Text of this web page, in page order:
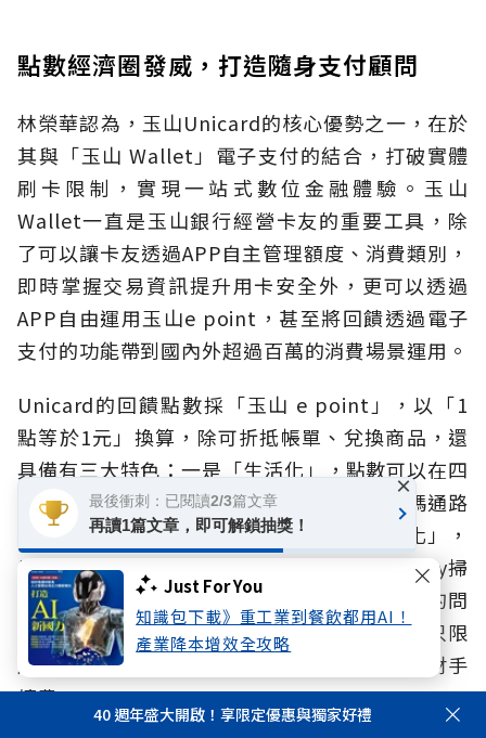
Just For You
知識包下載》重工業到餐飲都用AI！
產業降本增效全攻略
點數經濟圈發威，打造隨身支付顧問
林榮華認為，玉山Unicard的核心優勢之一，在於
其與「玉山 Wallet」電子支付的結合，打破實體
刷卡限制，實現一站式數位金融體驗。玉山
Wallet一直是玉山銀行經營卡友的重要工具，除
了可以讓卡友透過APP自主管理額度、消費類別，
即時掌握交易資訊提升用卡安全外，更可以透過
APP自由運用玉山e point，甚至將回饋透過電子
支付的功能帶到國內外超過百萬的消費場景運用。
Unicard的回饋點數採「玉山 e point」，以「1
點等於1元」換算，除可折抵帳單、兌換商品，還
具備有三大特色：一是「生活化」，點數可以在四
大超商、全聯等全台超過60萬個 TWQR 掃碼通路
直接折抵消費，涵蓋通路最廣，二是「國際化」，
只要綁定玉山Wallet，點數就能在日本PayPay掃
碼時直接折抵，解決許多當地商家不收信用卡的問
題。第三是「金融化」，未來點數的用途將不只限
於消費，更有望用來折抵房貸利息或基金等理財手
續費。
40 週年盛大開啟！享限定優惠與獨家好禮
最後衝刺：已閱讀2/3篇文章
再讀1篇文章，即可解鎖抽獎！
×